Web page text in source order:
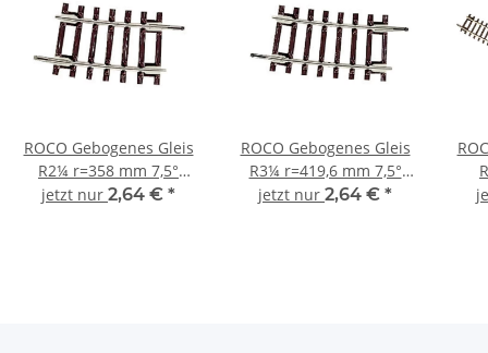
ROCO Gebogenes Gleis
R2¼ r=358 mm 7,5°
Standardgleis RocoLine
jetzt nur 2,64 € *
ROCO Gebogenes Gleis
R3¼ r=419,6 mm 7,5°
Standardgleis RocoLine
jetzt nur 2,64 € *